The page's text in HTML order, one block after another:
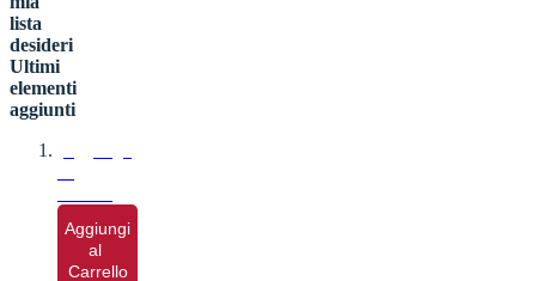
lista
desideri
Ultimi
elementi
aggiunti
Aggiungi
al
Carrello